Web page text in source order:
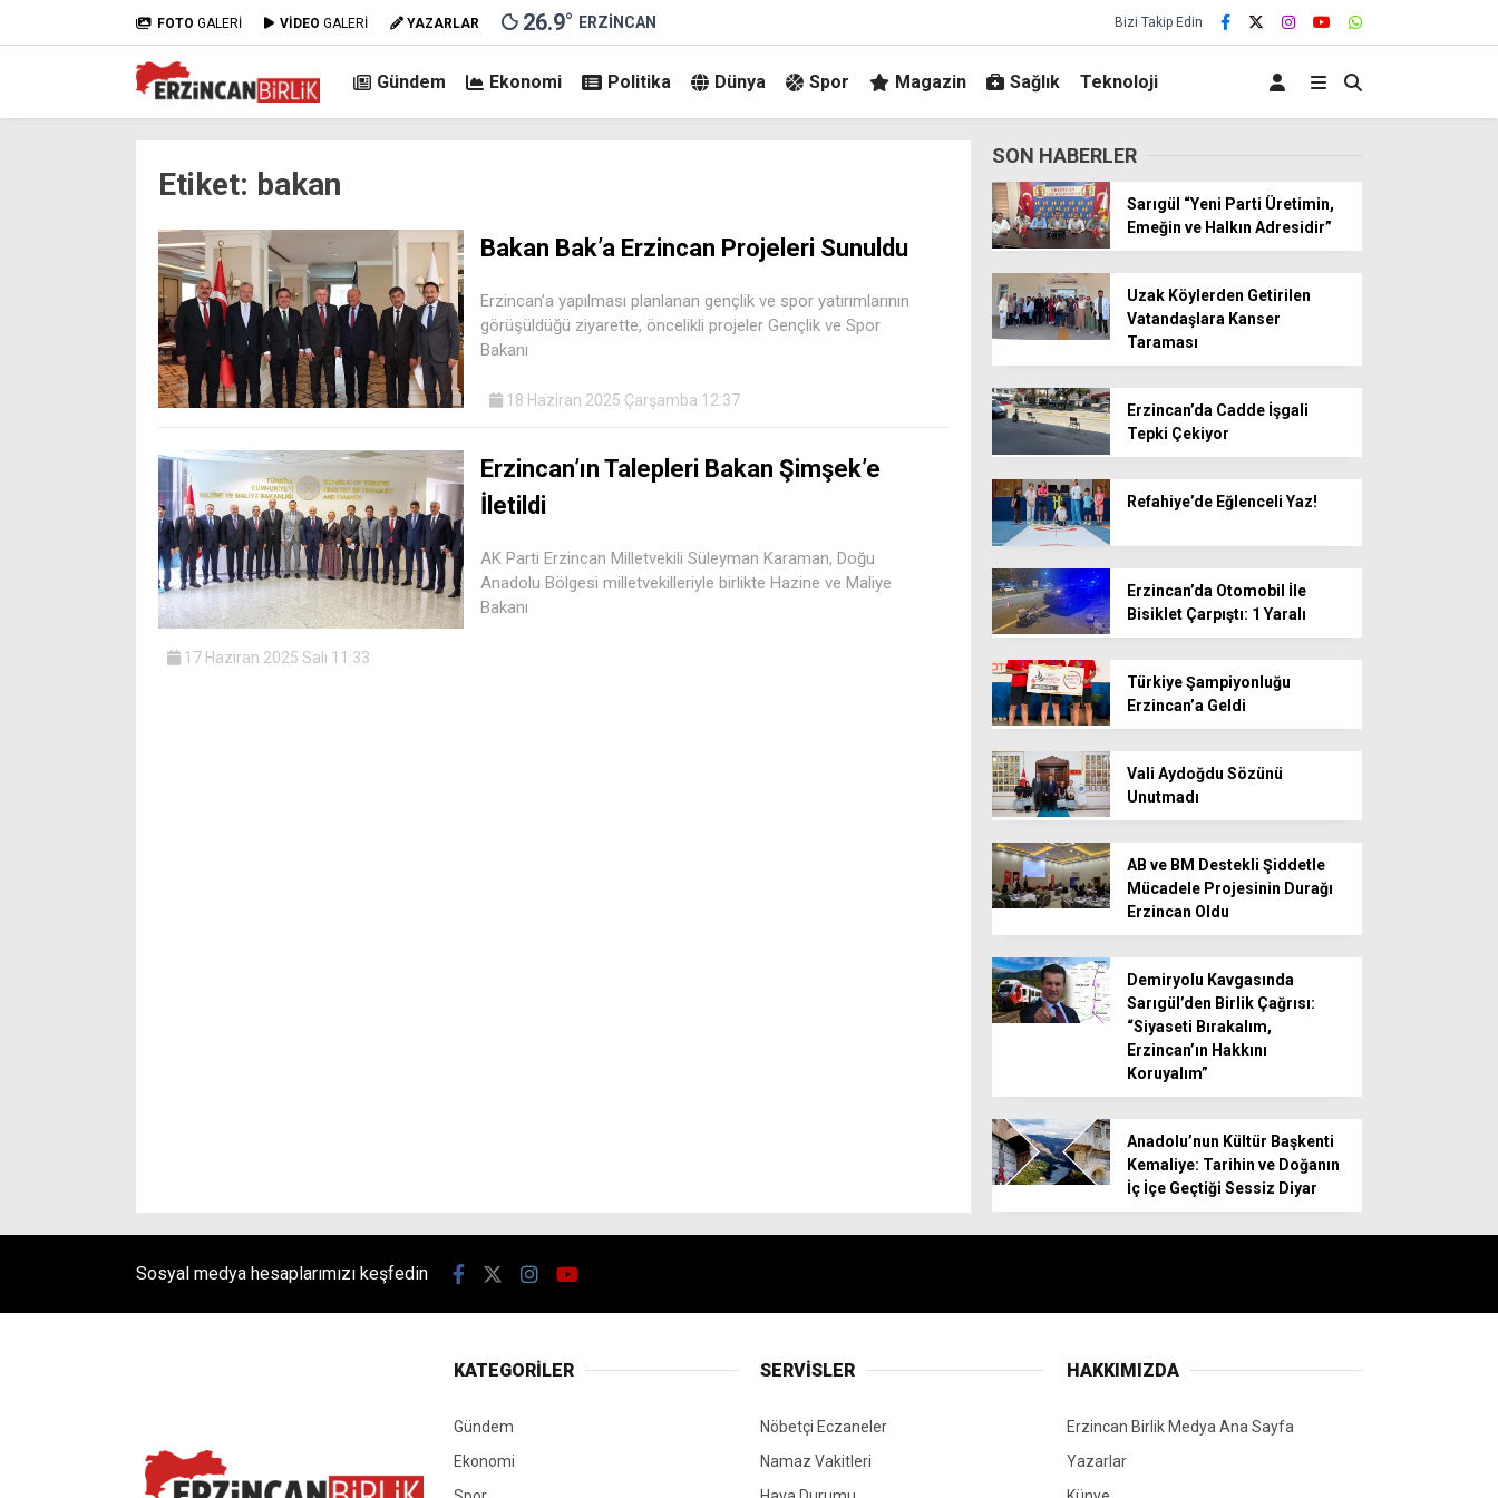
FOTO GALERİ VİDEO GALERİ YAZARLAR 26.9° ERZINCAN Bizi Takip Edin
Gündem Ekonomi Politika Dünya Spor Magazin Sağlık Teknoloji
Etiket: bakan
Bakan Bak’a Erzincan Projeleri Sunuldu
Erzincan’a yapılması planlanan gençlik ve spor yatırımlarının
görüşüldüğü ziyarette, öncelikli projeler Gençlik ve Spor
Bakanı
18 Haziran 2025 Çarşamba 12:37
Erzincan’ın Talepleri Bakan Şimşek’e
İletildi
AK Parti Erzincan Milletvekili Süleyman Karaman, Doğu
Anadolu Bölgesi milletvekilleriyle birlikte Hazine ve Maliye
Bakanı
17 Haziran 2025 Salı 11:33
SON HABERLER
Sarıgül “Yeni Parti Üretimin,
Emeğin ve Halkın Adresidir”
Uzak Köylerden Getirilen
Vatandaşlara Kanser
Taraması
Erzincan’da Cadde İşgali
Tepki Çekiyor
Refahiye’de Eğlenceli Yaz!
Erzincan’da Otomobil İle
Bisiklet Çarpıştı: 1 Yaralı
Türkiye Şampiyonluğu
Erzincan’a Geldi
Vali Aydoğdu Sözünü
Unutmadı
AB ve BM Destekli Şiddetle
Mücadele Projesinin Durağı
Erzincan Oldu
Demiryolu Kavgasında
Sarıgül’den Birlik Çağrısı:
“Siyaseti Bırakalım,
Erzincan’ın Hakkını
Koruyalım”
Anadolu’nun Kültür Başkenti
Kemaliye: Tarihin ve Doğanın
İç İçe Geçtiği Sessiz Diyar
Sosyal medya hesaplarımızı keşfedin
KATEGORİLER
Gündem
Ekonomi
SERVİSLER
Nöbetçi Eczaneler
Namaz Vakitleri
HAKKIMIZDA
Erzincan Birlik Medya Ana Sayfa
Yazarlar